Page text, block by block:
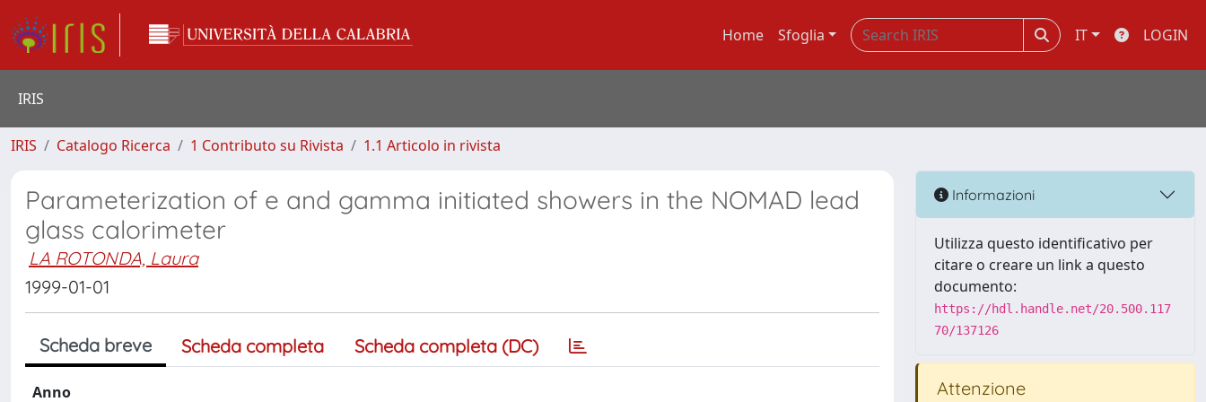
Home Sfoglia IT LOGIN
IRIS
IRIS Catalogo Ricerca 1 Contributo su Rivista 1.1 Articolo in rivista
Parameterization of e and gamma initiated showers in the NOMAD lead
glass calorimeter
LA ROTONDA, Laura
1999-01-01
Scheda breve Scheda completa Scheda completa (DC)
Anno
Informazioni
Utilizza questo identificativo per
citare o creare un link a questo
documento:
https://hdl.handle.net/20.500.117
70/137126
Attenzione